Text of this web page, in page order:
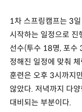
1차 스프링캠프는 3
시작하는 일정으로 진
선수(투수 18명, 포수
정해진 일정에 맞춰
훈련은 오후 3시까지
않았다. 저녁까지 다
대비되는 부분이다.